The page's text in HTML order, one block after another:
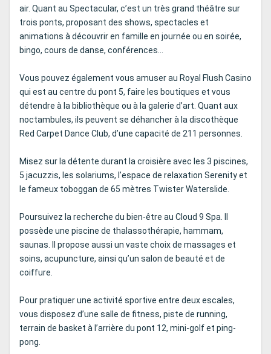
air. Quant au Spectacular, c’est un très grand théâtre sur
trois ponts, proposant des shows, spectacles et
animations à découvrir en famille en journée ou en soirée,
bingo, cours de danse, conférences…
Vous pouvez également vous amuser au Royal Flush Casino
qui est au centre du pont 5, faire les boutiques et vous
détendre à la bibliothèque ou à la galerie d’art. Quant aux
noctambules, ils peuvent se déhancher à la discothèque
Red Carpet Dance Club, d’une capacité de 211 personnes.
Misez sur la détente durant la croisière avec les 3 piscines,
5 jacuzzis, les solariums, l’espace de relaxation Serenity et
le fameux toboggan de 65 mètres Twister Waterslide.
Poursuivez la recherche du bien-être au Cloud 9 Spa. Il
possède une piscine de thalassothérapie, hammam,
saunas. Il propose aussi un vaste choix de massages et
soins, acupuncture, ainsi qu’un salon de beauté et de
coiffure.
Pour pratiquer une activité sportive entre deux escales,
vous disposez d’une salle de fitness, piste de running,
terrain de basket à l’arrière du pont 12, mini-golf et ping-
pong.